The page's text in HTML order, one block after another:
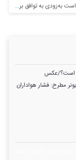
به‌زودی به توافق برسیم
است؟/عکس
مطرح: فشار هواداران